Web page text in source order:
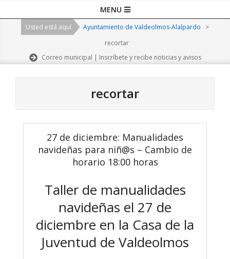
Navigation
MENU
Usted está aquí Ayuntamiento de Valdeolmos-Alalpardo
>
recortar
Correo municipal | Inscríbete y recibe noticias y avisos
recortar
27 de diciembre: Manualidades
navideñas para niñ@s – Cambio de
horario 18:00 horas
Taller de manualidades
navideñas el 27 de
diciembre en la Casa de la
Juventud de Valdeolmos